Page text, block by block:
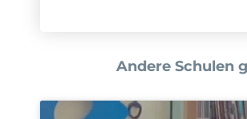
Andere Schulen